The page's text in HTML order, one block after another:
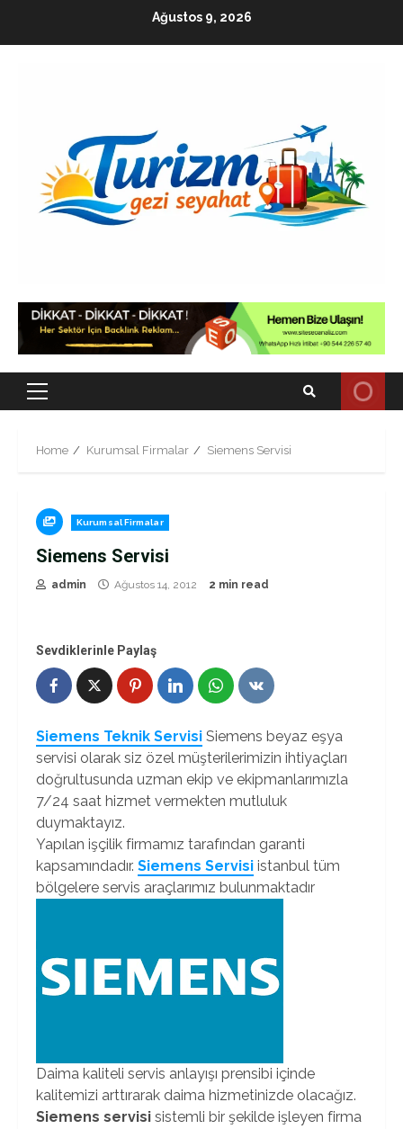
Ağustos 9, 2026
Primary
Home Kurumsal Firmalar Siemens Servisi
Kurumsal Firmalar
Siemens Servisi
admin Ağustos 14, 2012 2 min read
Sevdiklerinle Paylaş
Siemens Teknik Servisi Siemens beyaz eşya
servisi olarak siz özel müşterilerimizin ihtiyaçları
doğrultusunda uzman ekip ve ekipmanlarımızla
7/24 saat hizmet vermekten mutluluk
duymaktayız.
Yapılan işçilik firmamız tarafından garanti
kapsamındadır. Siemens Servisi istanbul tüm
bölgelere servis araçlarımız bulunmaktadır
Daima kaliteli servis anlayışı prensibi içinde
kalitemizi arttırarak daima hizmetinizde olacağız.
Siemens servisi sistemli bir şekilde işleyen firma